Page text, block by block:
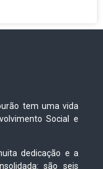
tem uma vida
Social e
dedicação e a
são seis